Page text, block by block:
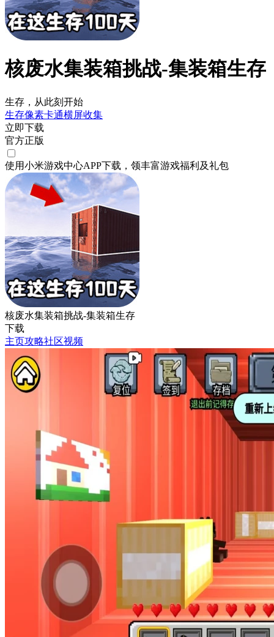
核废水集装箱挑战-集装箱生存
生存，从此刻开始
生存像素卡通横屏收集
立即下载
官方正版
使用小米游戏中心APP下载 ，领丰富游戏福利 及礼包
核废水集装箱挑战-集装箱生存
下载
主页攻略社区视频